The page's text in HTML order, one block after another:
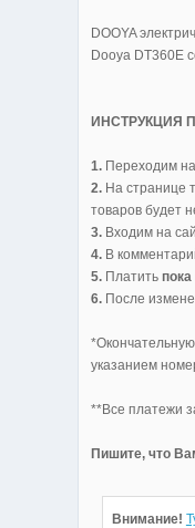
DOOYA
Dooya DT360E
ИНСТРУКЦИЯ
1.Переходим на
2.На странице
товаров будет
3.Входим на
4.В
5.Платить
6.После
указанием
**Все платежи
Пишите, что
Внимание!